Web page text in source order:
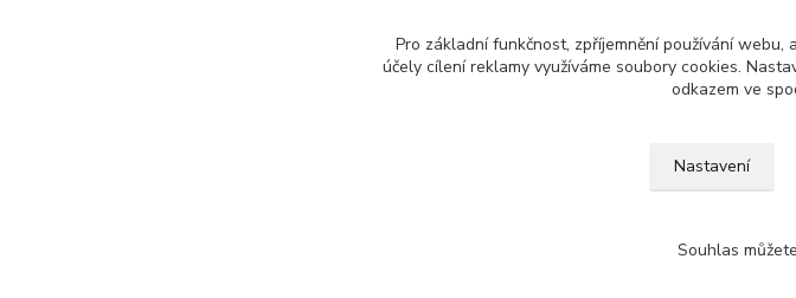
Pro základní funkčnost, zpříjemnění používání
účely cílení reklamy využíváme soubory cookies.
odkazem ve
Nastavení
Souhlas